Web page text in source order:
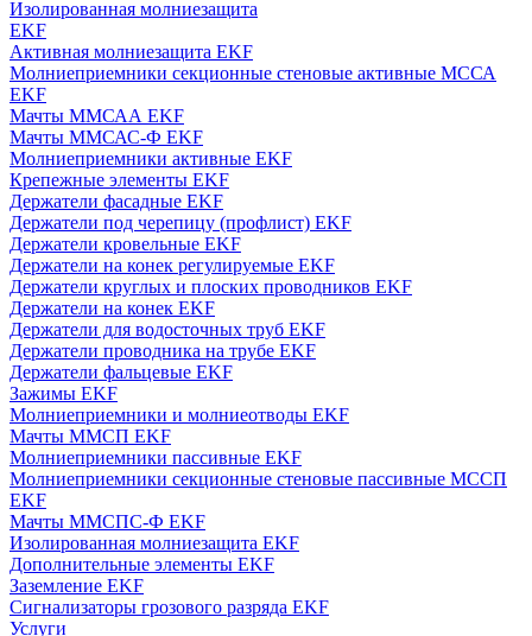
Изолированная молниезащита
EKF
Активная молниезащита EKF
Молниеприемники секционные стеновые активные МССА
EKF
Мачты ММСАА EKF
Мачты ММСАС-Ф EKF
Молниеприемники активные EKF
Крепежные элементы EKF
Держатели фасадные EKF
Держатели под черепицу (профлист) EKF
Держатели кровельные EKF
Держатели на конек регулируемые EKF
Держатели круглых и плоских проводников EKF
Держатели на конек EKF
Держатели для водосточных труб EKF
Держатели проводника на трубе EKF
Держатели фальцевые EKF
Зажимы EKF
Молниеприемники и молниеотводы EKF
Мачты ММСП EKF
Молниеприемники пассивные EKF
Молниеприемники секционные стеновые пассивные МССП
EKF
Мачты ММСПС-Ф EKF
Изолированная молниезащита EKF
Дополнительные элементы EKF
Заземление EKF
Сигнализаторы грозового разряда EKF
Услуги